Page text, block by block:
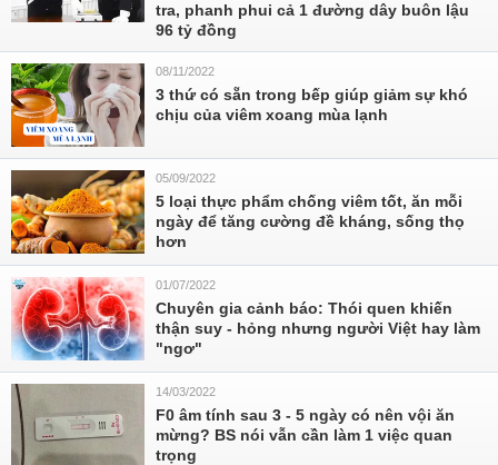
tra, phanh phui cả 1 đường dây buôn lậu
96 tỷ đồng
08/11/2022
3 thứ có sẵn trong bếp giúp giảm sự khó
chịu của viêm xoang mùa lạnh
05/09/2022
5 loại thực phẩm chống viêm tốt, ăn mỗi
ngày để tăng cường đề kháng, sống thọ
hơn
01/07/2022
Chuyên gia cảnh báo: Thói quen khiến
thận suy - hỏng nhưng người Việt hay làm
"ngơ"
14/03/2022
F0 âm tính sau 3 - 5 ngày có nên vội ăn
mừng? BS nói vẫn cần làm 1 việc quan
trọng